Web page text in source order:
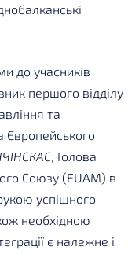
до учасників
першого відділу
та
Європейського
, Голова
Союзу (EUAM) в
успішного
необхідною
є належне і